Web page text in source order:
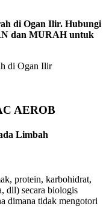
di Ogan Ilir. Hubungi
dan MURAH untuk
AEROB
Limbah
protein, karbohidrat,
dll) secara biologis
dimana tidak mengotori